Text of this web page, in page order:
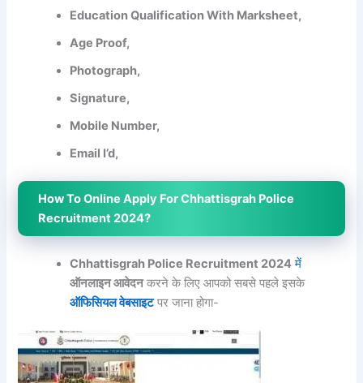
Education Qualification With Marksheet,
Age Proof,
Photograph,
Signature,
Mobile Number,
Email I’d,
How To Online Apply For Chhattisgrah Police
Recruitment 2024?
Chhattisgrah Police Recruitment 2024 में
ऑनलाइन आवेदनकरने के लिए आपको सबसे पहले इसके
ऑफिसियल वेबसाइटपर जाना होगा-